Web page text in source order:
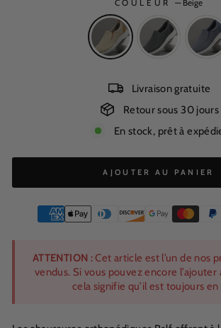
COULEUR— Beige
Livraison gratuite
Retour sous 30 jours
En stock, prêt à
AJOUTER AU PANIER
ATTENTION :Cet article est l’un de nos
vendus. Si vous pouvez encore
cela signifie qu’il est toujours